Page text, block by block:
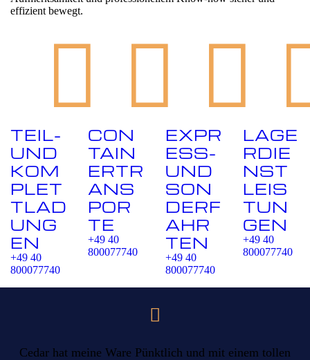
effizient bewegt.
TEIL-
UND
KOM
PLET
TLAD
UNG
EN
+49 40
800077740
CON
TAIN
ERTR
ANS
POR
TE
+49 40
800077740
EXPR
ESS-
UND
SON
DERF
AHR
TEN
+49 40
800077740
LAGE
RDIE
NST
LEIS
TUN
GEN
+49 40
800077740
Cedar hat meine Ware Pünktlich und mit einem tollen